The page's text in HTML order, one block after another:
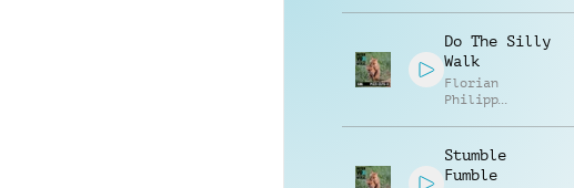
Do The Silly
Walk
Florian
Philipp
Stumble
Fumble